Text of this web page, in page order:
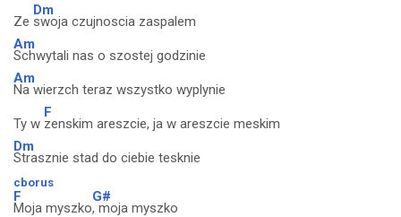
Ze
Dm
swoja czujnoscia zaspalem
Am
Schwytali nas o szostej godzinie
Am
Na wierzch teraz wszystko wyplynie
Ty w
F
zenskim areszcie, ja w areszcie meskim
Dm
Strasznie stad do ciebie tesknie
cborus
F
Moja myszko
G#
, moja myszko